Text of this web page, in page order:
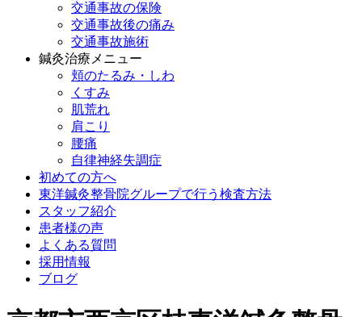
交通事故の保険
交通事故後の痛み
交通事故施術
鍼灸治療メニュー
頬のたるみ・しわ
くすみ
肌荒れ
肩こり
腰痛
自律神経失調症
初めての方へ
東洋鍼灸整骨院グループで行う検査方法
スタッフ紹介
患者様の声
よくある質問
採用情報
ブログ